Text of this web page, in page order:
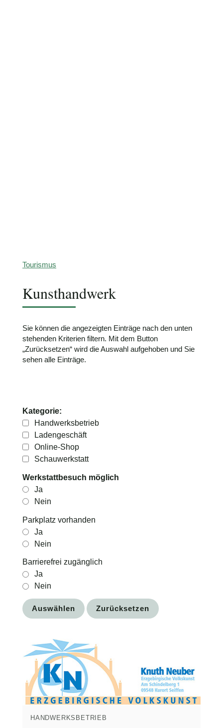
Tourismus
Kunsthandwerk
Sie können die angezeigten Einträge nach den unten
stehenden Kriterien filtern. Mit dem Button
„Zurücksetzen“ wird die Auswahl aufgehoben und Sie
sehen alle Einträge.
Kategorie:
Handwerksbetrieb
Ladengeschäft
Online-Shop
Schauwerkstatt
Werkstattbesuch möglich
Ja
Nein
Parkplatz vorhanden
Ja
Nein
Barrierefrei zugänglich
Ja
Nein
HANDWERKSBETRIEB